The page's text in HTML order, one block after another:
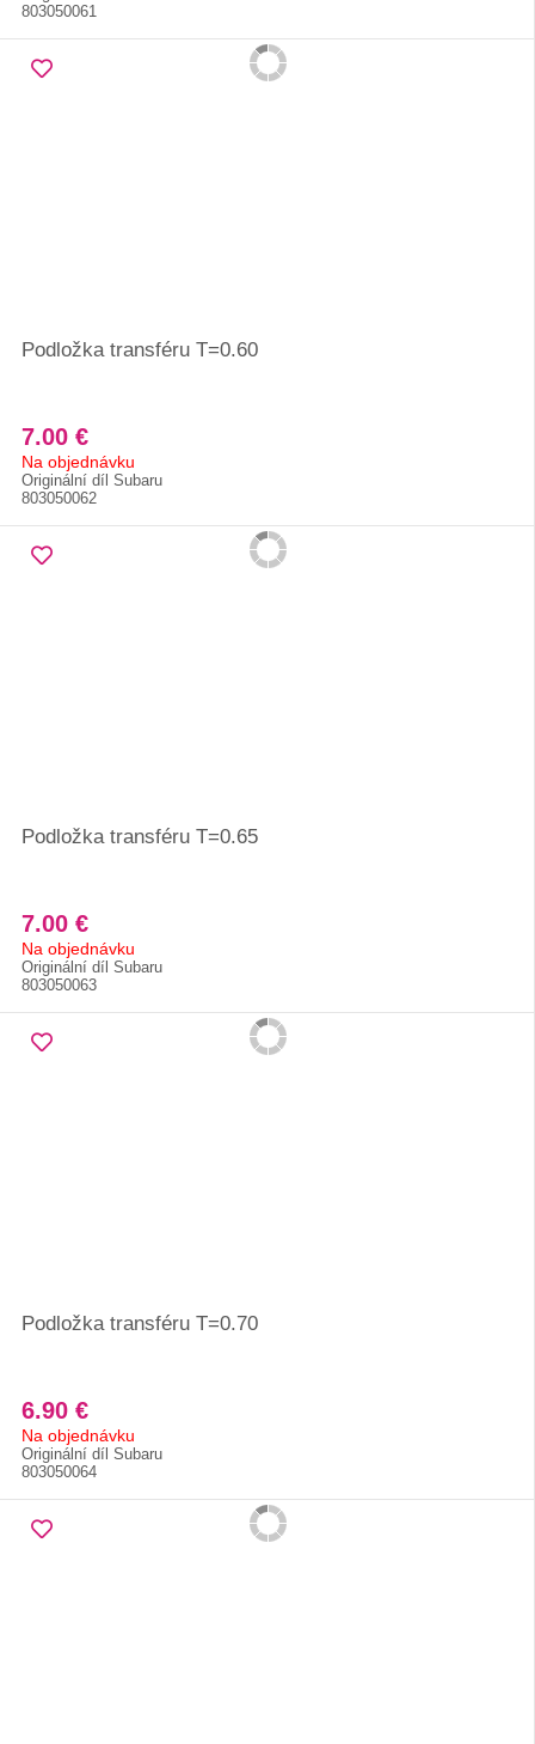
803050061
Podložka transféru T=0.60
7.00 €
Na objednávku
Originální díl Subaru
803050062
Podložka transféru T=0.65
7.00 €
Na objednávku
Originální díl Subaru
803050063
Podložka transféru T=0.70
6.90 €
Na objednávku
Originální díl Subaru
803050064